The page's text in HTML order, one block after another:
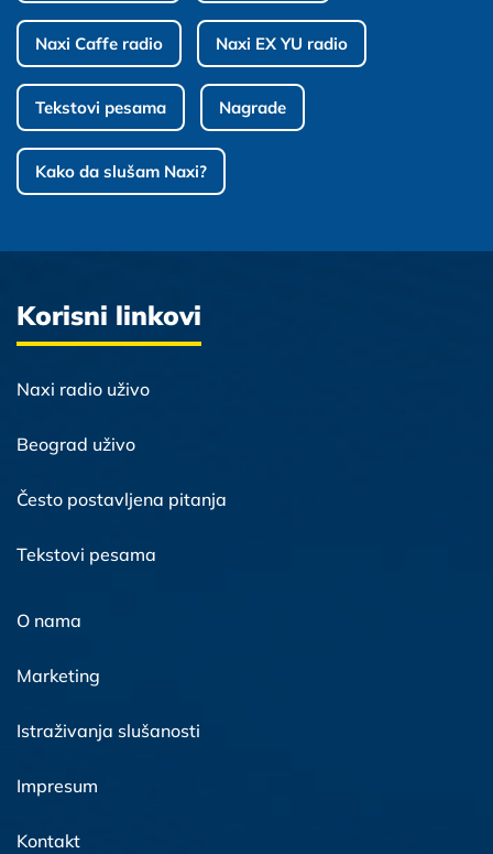
Naxi Caffe radio Naxi EX YU radio
Tekstovi pesama Nagrade
Kako da slušam Naxi?
Korisni linkovi
Naxi radio uživo
Beograd uživo
Često postavljena pitanja
Tekstovi pesama
O nama
Marketing
Istraživanja slušanosti
Impresum
Kontakt